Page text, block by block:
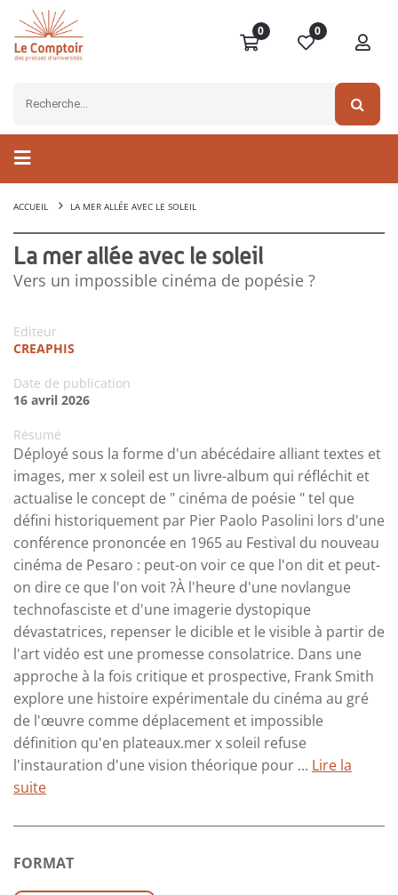
0 0
ACCUEIL LA MER ALLÉE AVEC LE SOLEIL
La mer allée avec le soleil
Vers un impossible cinéma de popésie ?
Editeur
CREAPHIS
Date de publication
16 avril 2026
Résumé
Déployé sous la forme d'un abécédaire alliant textes et
images, mer x soleil est un livre-album qui réfléchit et
actualise le concept de " cinéma de poésie " tel que
défini historiquement par Pier Paolo Pasolini lors d'une
conférence prononcée en 1965 au Festival du nouveau
cinéma de Pesaro : peut-on voir ce que l'on dit et peut-
on dire ce que l'on voit ?À l'heure d'une novlangue
technofasciste et d'une imagerie dystopique
dévastatrices, repenser le dicible et le visible à partir de
l'art vidéo est une promesse consolatrice. Dans une
approche à la fois critique et prospective, Frank Smith
explore une histoire expérimentale du cinéma au gré
de l'œuvre comme déplacement et impossible
définition qu'en plateaux.mer x soleil refuse
l'instauration d'une vision théorique pour ... Lire la
suite
FORMAT